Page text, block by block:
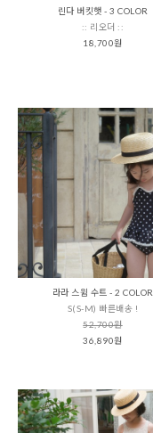
린다 버킷햇 - 3 COLOR
:: 리오더 ::
18,700원
라라 스윔 수트 - 2 COLOR
S(S-M) 빠른배송 !
52,700원
36,890원